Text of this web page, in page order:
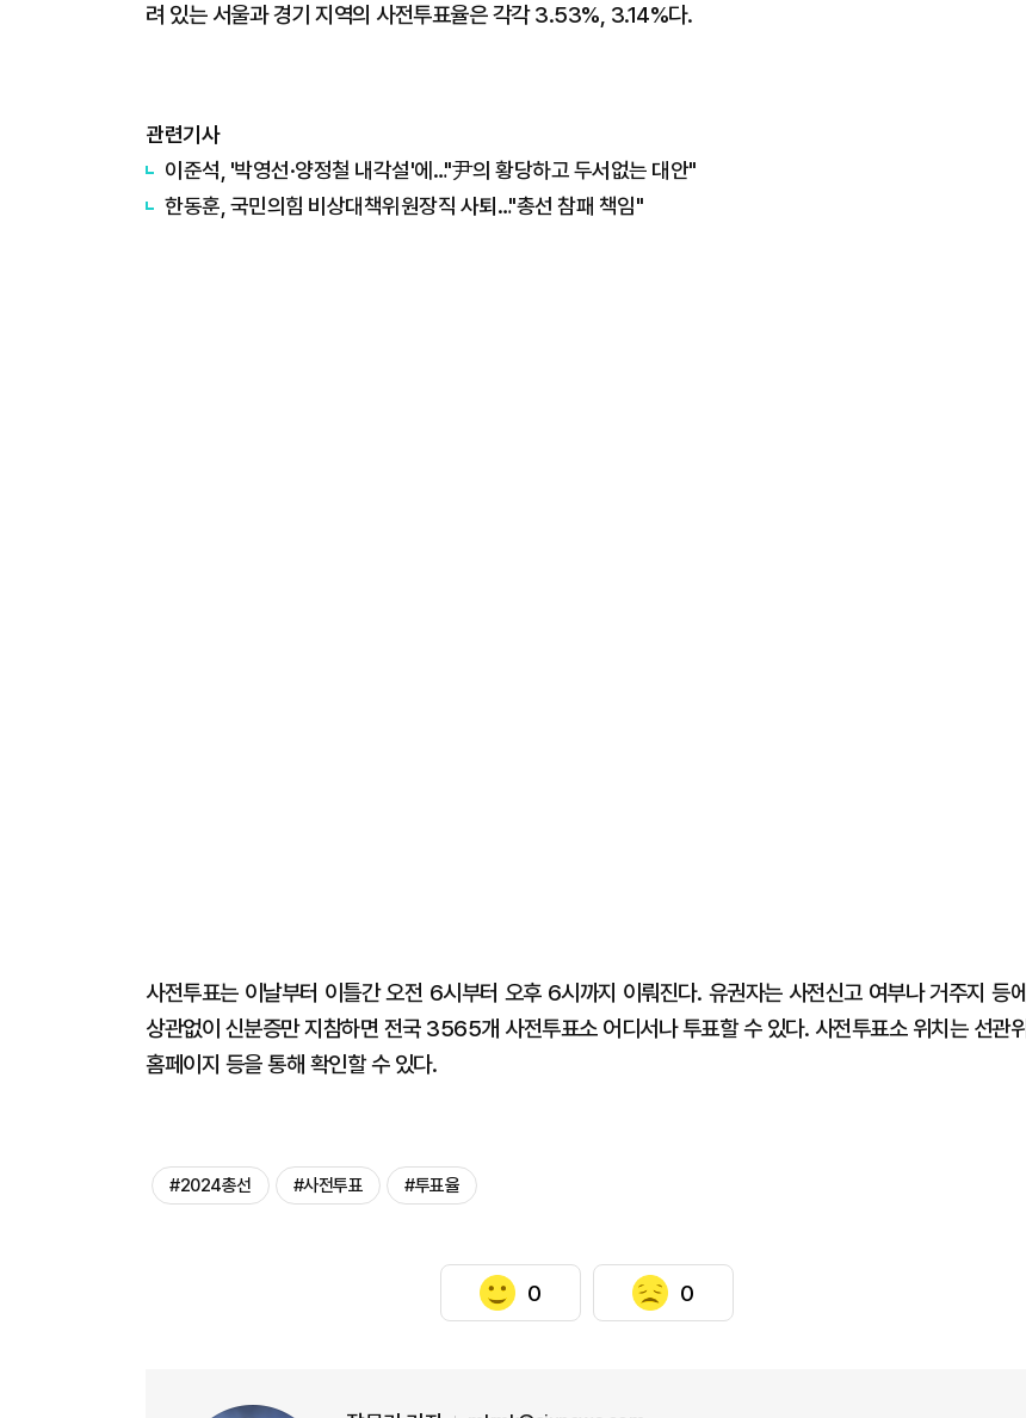
려 있는 서울과 경기 지역의 사전투표율은 각각 3.53%, 3.14%다.
관련기사
이준석, '박영선·양정철 내각설'에…"尹의 황당하고 두서없는 대안"
한동훈, 국민의힘 비상대책위원장직 사퇴…"총선 참패 책임"
사전투표는 이날부터 이틀간 오전 6시부터 오후 6시까지 이뤄진다. 유권자는 사전신고 여부나 거주지 등에
상관없이 신분증만 지참하면 전국 3565개 사전투표소 어디서나 투표할 수 있다. 사전투표소 위치는 선관위
홈페이지 등을 통해 확인할 수 있다.
#2024총선 #사전투표 #투표율
0 0